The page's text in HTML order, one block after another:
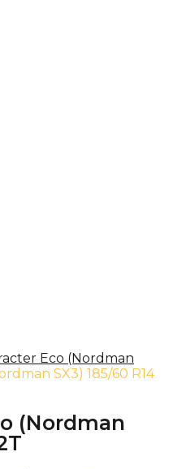
Eco (Nordman
SX3) 185/60 R14
(Nordman